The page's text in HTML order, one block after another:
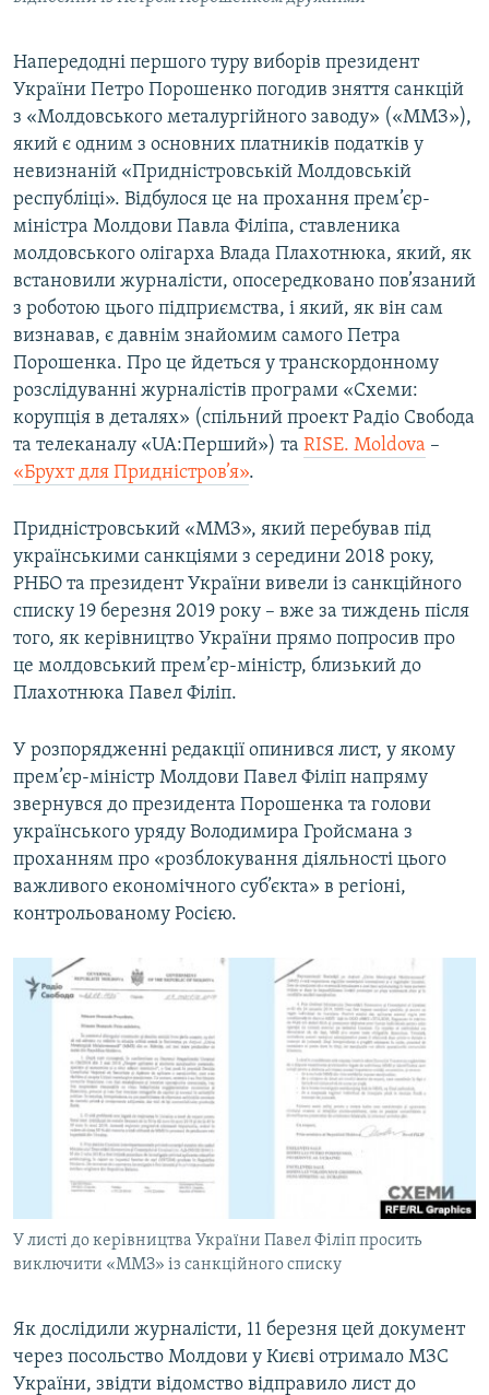
ДОЛУЧАЙСЯ!
Усі сайти RFE/RL
Напередодні першого туру виборів президент
України Петро Порошенко погодив зняття санкцій
з «Молдовського металургійного заводу» («ММЗ»),
який є одним з основних платників податків у
невизнаній «Придністровській Молдовській
республіці». Відбулося це на прохання прем’єр-
міністра Молдови Павла Філіпа, ставленика
молдовського олігарха Влада Плахотнюка, який, як
встановили журналісти, опосередковано пов’язаний
з роботою цього підприємства, і який, як він сам
визнавав, є давнім знайомим самого Петра
Порошенка. Про це йдеться у транскордонному
розслідуванні журналістів програми «Схеми:
корупція в деталях» (спільний проект Радіо Свобода
та телеканалу «UA:Перший») та RISE. Moldova –
«Брухт для Придністров’я».
Придністровський «ММЗ», який перебував під
українськими санкціями з середини 2018 року,
РНБО та президент України вивели із санкційного
списку 19 березня 2019 року – вже за тиждень після
того, як керівництво України прямо попросив про
це молдовський прем’єр-міністр, близький до
Плахотнюка Павел Філіп.
У розпорядженні редакції опинився лист, у якому
прем’єр-міністр Молдови Павел Філіп напряму
звернувся до президента Порошенка та голови
українського уряду Володимира Гройсмана з
проханням про «розблокування діяльності цього
важливого економічного суб’єкта» в регіоні,
контрольованому Росією.
У листі до керівництва України Павел Філіп просить
виключити «ММЗ» із санкційного списку
Як дослідили журналісти, 11 березня цей документ
через посольство Молдови у Києві отримало МЗС
України, звідти відомство відправило лист до